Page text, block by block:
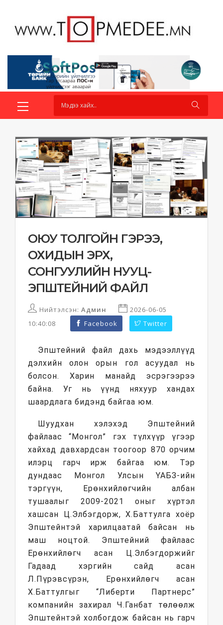
ОЮУ ТОЛГОЙН ГЭРЭЭ,
ОХИДЫН ЭРХ,
СОНГУУЛИЙН НУУЦ-
ЭПШТЕЙНИЙ ФАЙЛ
Нийтэлсэн: Админ
2026-06-05
10:40:08
Facebook Twitter
Эпштейний файл дахь мэдээллүүд
дэлхийн олон орын гол асуудал нь
болсон. Харин манайд эсрэгээрээ
байна. Уг нь үүнд няхуур хандах
шаардлага бидэнд байгаа юм.
Шуудхан хэлэхэд Эпштейний
файлаас “Монгол” гэх түлхүүр үгээр
хайхад давхардсан тоогоор 870 орчим
илэрц гарч ирж байгаа юм. Тэр
дундаас Монгол Улсын ҮАБЗ-ийн
тэргүүн, Ерөнхийлөгчийн албан
тушаалыг 2009-2021 оныг хүртэл
хашсан Ц.Элбэгдорж, Х.Баттулга хоёр
Эпштейнтэй харилцаатай байсан нь
маш ноцтой. Эпштейний файлаас
Ерөнхийлөгч асан Ц.Элбэгдоржийг
Гадаад хэргийн сайд асан
Л.Пүрэвсүрэн, Ерөнхийлөгч асан
Х.Баттулгыг “Либерти Партнерс”
компанийн захирал Ч.Ганбат төлөөлж
Эпштейнтэй холбогдож байсан нь гарч